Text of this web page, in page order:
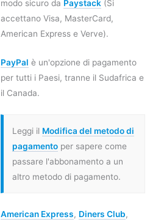
modo sicuro da Paystack (Si
accettano Visa, MasterCard,
American Express e Verve).
PayPal è un'opzione di pagamento
per tutti i Paesi, tranne il Sudafrica e
il Canada.
Leggi il Modifica del metodo di
pagamentoper sapere come
passare l'abbonamento a un
altro metodo di pagamento.
American Express, Diners Club,